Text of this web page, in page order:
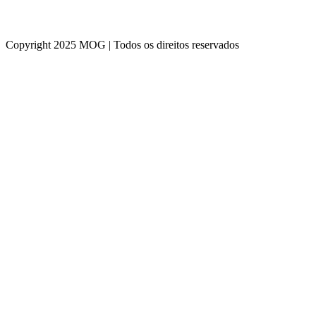
Copyright 2025 MOG | Todos os direitos reservados